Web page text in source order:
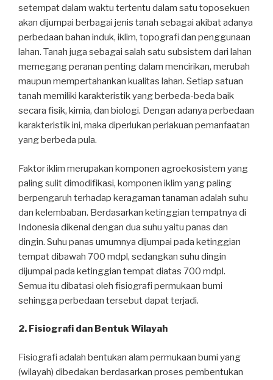
setempat dalam waktu tertentu dalam satu toposekuen
akan dijumpai berbagai jenis tanah sebagai akibat adanya
perbedaan bahan induk, iklim, topografi dan penggunaan
lahan. Tanah juga sebagai salah satu subsistem dari lahan
memegang peranan penting dalam mencirikan, merubah
maupun mempertahankan kualitas lahan. Setiap satuan
tanah memiliki karakteristik yang berbeda-beda baik
secara fisik, kimia, dan biologi. Dengan adanya perbedaan
karakteristik ini, maka diperlukan perlakuan pemanfaatan
yang berbeda pula.
Faktor iklim merupakan komponen agroekosistem yang
paling sulit dimodifikasi, komponen iklim yang paling
berpengaruh terhadap keragaman tanaman adalah suhu
dan kelembaban. Berdasarkan ketinggian tempatnya di
Indonesia dikenal dengan dua suhu yaitu panas dan
dingin. Suhu panas umumnya dijumpai pada ketinggian
tempat dibawah 700 mdpl, sedangkan suhu dingin
dijumpai pada ketinggian tempat diatas 700 mdpl.
Semua itu dibatasi oleh fisiografi permukaan bumi
sehingga perbedaan tersebut dapat terjadi.
2. Fisiografi dan Bentuk Wilayah
Fisiografi adalah bentukan alam permukaan bumi yang
(wilayah) dibedakan berdasarkan proses pembentukan